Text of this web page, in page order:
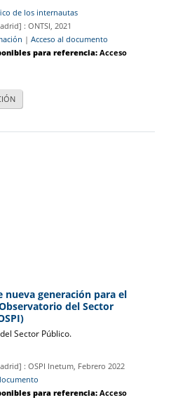
de los internautas
: ONTSI, 2021
|Acceso al documento
para referencia:Acceso
nueva generación para el
del Sector
Sector Público.
: OSPI Inetum, Febrero 2022
para referencia:Acceso